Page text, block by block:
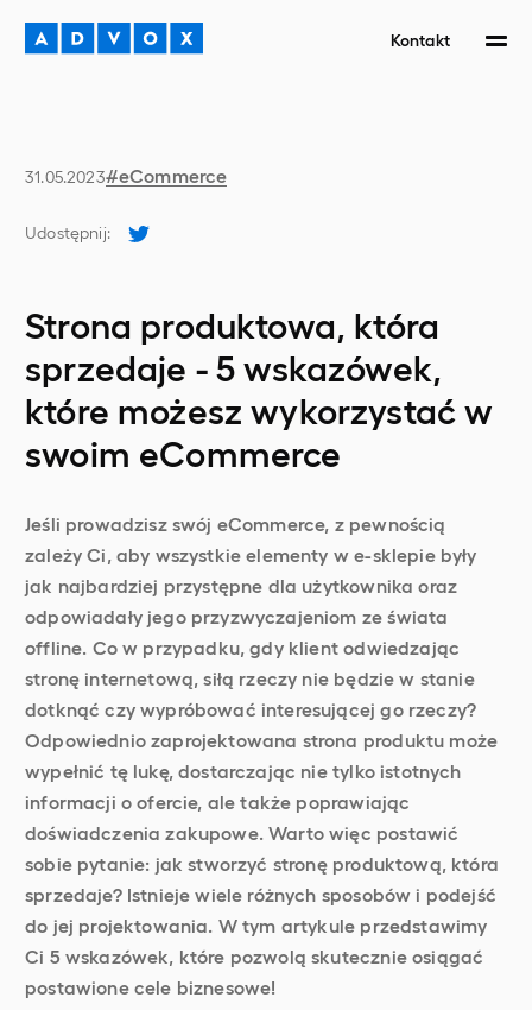
Kontakt
31.05.2023#eCommerce
Udostępnij:
Strona produktowa, która
sprzedaje - 5 wskazówek,
które możesz wykorzystać w
swoim eCommerce
Jeśli prowadzisz swój eCommerce, z pewnością
zależy Ci, aby wszystkie elementy w e-sklepie były
jak najbardziej przystępne dla użytkownika oraz
odpowiadały jego przyzwyczajeniom ze świata
offline. Co w przypadku, gdy klient odwiedzając
stronę internetową, siłą rzeczy nie będzie w stanie
dotknąć czy wypróbować interesującej go rzeczy?
Odpowiednio zaprojektowana strona produktu może
wypełnić tę lukę, dostarczając nie tylko istotnych
informacji o ofercie, ale także poprawiając
doświadczenia zakupowe. Warto więc postawić
sobie pytanie: jak stworzyć stronę produktową, która
sprzedaje? Istnieje wiele różnych sposobów i podejść
do jej projektowania. W tym artykule przedstawimy
Ci 5 wskazówek, które pozwolą skutecznie osiągać
postawione cele biznesowe!